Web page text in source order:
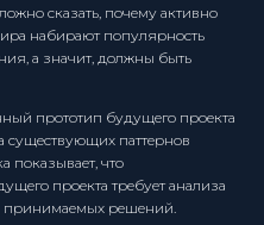
сказать, почему активно
набирают популярность
а значит, должны быть
прототип будущего проекта
существующих паттернов
показывает, что
проекта требует анализа
принимаемых решений.